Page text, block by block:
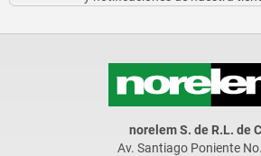
norelem S. de R.L. de
Av. Santiago Poniente